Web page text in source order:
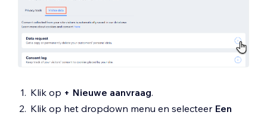
Klik op + Nieuwe aanvraag.
Klik op het dropdown menu en selecteer Een